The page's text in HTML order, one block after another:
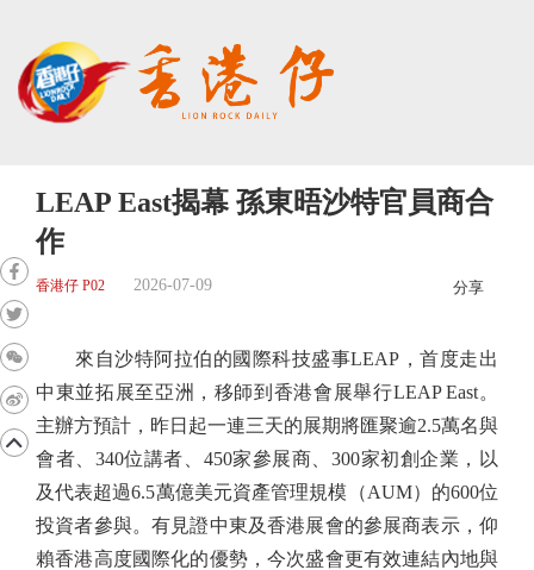
LEAP East揭幕 孫東晤沙特官員商合
作
香港仔 P02 2026-07-09 分享
來自沙特阿拉伯的國際科技盛事LEAP，首度走出
中東並拓展至亞洲，移師到香港會展舉行LEAP East。
主辦方預計，昨日起一連三天的展期將匯聚逾2.5萬名與
會者、340位講者、450家參展商、300家初創企業，以
及代表超過6.5萬億美元資產管理規模（AUM）的600位
投資者參與。有見證中東及香港展會的參展商表示，仰
賴香港高度國際化的優勢，今次盛會更有效連結內地與